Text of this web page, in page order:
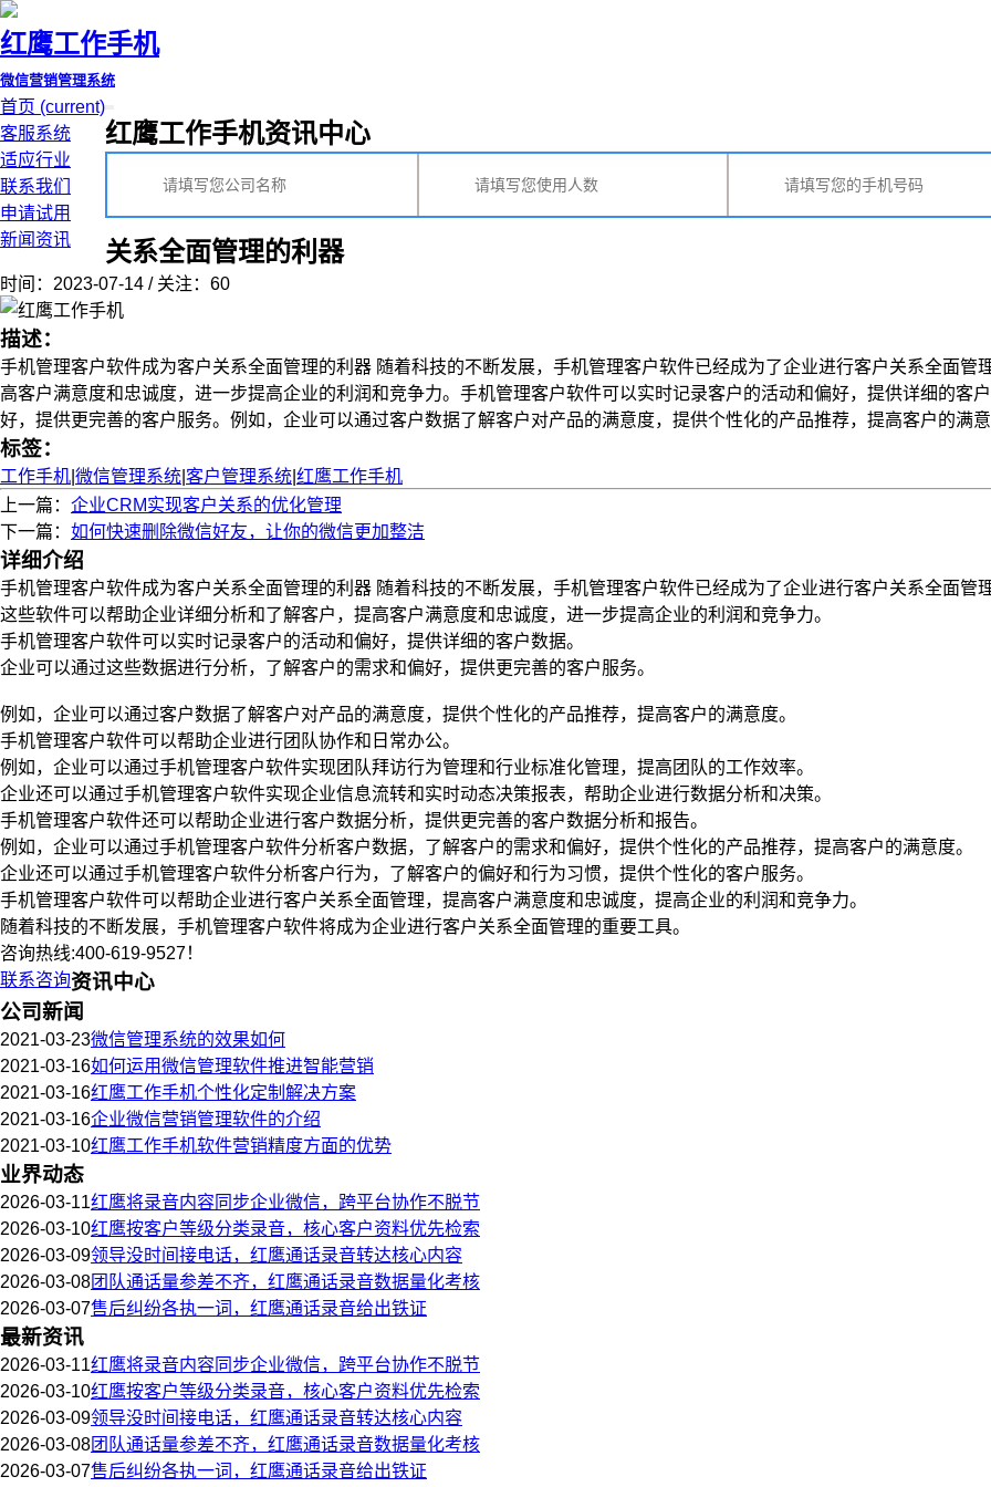
红鹰工作手机
微信营销管理系统
首页 (current)
客服系统
适应行业
联系我们
申请试用
新闻资讯
红鹰工作手机资讯中心
关系全面管理的利器
时间：2023-07-14 / 关注：60
描述：
手机管理客户软件成为客户关系全面管理的利器 随着科技的不断发展，手机管理客户软件已经成为了企业进行客户关系全面
高客户满意度和忠诚度，进一步提高企业的利润和竞争力。手机管理客户软件可以实时记录客户的活动和偏好，提供详细的客
好，提供更完善的客户服务。例如，企业可以通过客户数据了解客户对产品的满意度，提供个性化的产品推荐，提高客户的满
标签：
工作手机 微信管理系统 客户管理系统 红鹰工作手机
上一篇： 企业CRM实现客户关系的优化管理
下一篇： 如何快速删除微信好友，让你的微信更加整洁
详细介绍
手机管理客户软件成为客户关系全面管理的利器 随着科技的不断发展，手机管理客户软件已经成为了企业进行客户关系全面管
这些软件可以帮助企业详细分析和了解客户，提高客户满意度和忠诚度，进一步提高企业的利润和竞争力。
手机管理客户软件可以实时记录客户的活动和偏好，提供详细的客户数据。
企业可以通过这些数据进行分析，了解客户的需求和偏好，提供更完善的客户服务。
例如，企业可以通过客户数据了解客户对产品的满意度，提供个性化的产品推荐，提高客户的满意度。
手机管理客户软件可以帮助企业进行团队协作和日常办公。
例如，企业可以通过手机管理客户软件实现团队拜访行为管理和行业标准化管理，提高团队的工作效率。
企业还可以通过手机管理客户软件实现企业信息流转和实时动态决策报表，帮助企业进行数据分析和决策。
手机管理客户软件还可以帮助企业进行客户数据分析，提供更完善的客户数据分析和报告。
例如，企业可以通过手机管理客户软件分析客户数据，了解客户的需求和偏好，提供个性化的产品推荐，提高客户的满意度。
企业还可以通过手机管理客户软件分析客户行为，了解客户的偏好和行为习惯，提供个性化的客户服务。
手机管理客户软件可以帮助企业进行客户关系全面管理，提高客户满意度和忠诚度，提高企业的利润和竞争力。
随着科技的不断发展，手机管理客户软件将成为企业进行客户关系全面管理的重要工具。
咨询热线:400-619-9527！
联系咨询资讯中心
公司新闻
2021-03-23微信管理系统的效果如何
2021-03-16如何运用微信管理软件推进智能营销
2021-03-16红鹰工作手机个性化定制解决方案
2021-03-16企业微信营销管理软件的介绍
2021-03-10红鹰工作手机软件营销精度方面的优势
业界动态
2026-03-11红鹰将录音内容同步企业微信，跨平台协作不脱节
2026-03-10红鹰按客户等级分类录音，核心客户资料优先检索
2026-03-09领导没时间接电话，红鹰通话录音转达核心内容
2026-03-08团队通话量参差不齐，红鹰通话录音数据量化考核
2026-03-07售后纠纷各执一词，红鹰通话录音给出铁证
最新资讯
2026-03-11红鹰将录音内容同步企业微信，跨平台协作不脱节
2026-03-10红鹰按客户等级分类录音，核心客户资料优先检索
2026-03-09领导没时间接电话，红鹰通话录音转达核心内容
2026-03-08团队通话量参差不齐，红鹰通话录音数据量化考核
2026-03-07售后纠纷各执一词，红鹰通话录音给出铁证